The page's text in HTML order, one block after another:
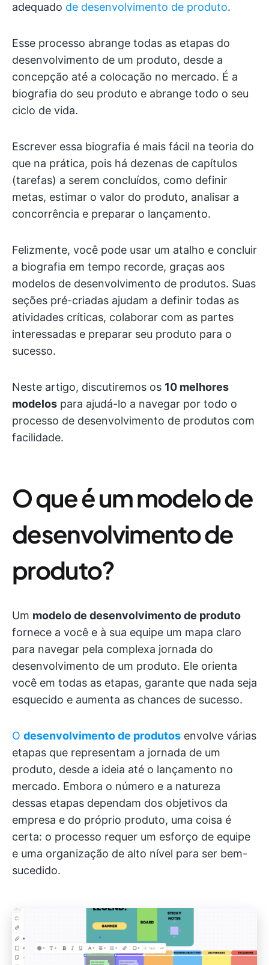
adequado de desenvolvimento de produto.
Esse processo abrange todas as etapas do
desenvolvimento de um produto, desde a
concepção até a colocação no mercado. É a
biografia do seu produto e abrange todo o seu
ciclo de vida.
Escrever essa biografia é mais fácil na teoria do
que na prática, pois há dezenas de capítulos
(tarefas) a serem concluídos, como definir
metas, estimar o valor do produto, analisar a
concorrência e preparar o lançamento.
Felizmente, você pode usar um atalho e concluir
a biografia em tempo recorde, graças aos
modelos de desenvolvimento de produtos. Suas
seções pré-criadas ajudam a definir todas as
atividades críticas, colaborar com as partes
interessadas e preparar seu produto para o
sucesso.
Neste artigo, discutiremos os 10 melhores
modelos para ajudá-lo a navegar por todo o
processo de desenvolvimento de produtos com
facilidade.
O que é um modelo de
desenvolvimento de
produto?
Um modelo de desenvolvimento de produto
fornece a você e à sua equipe um mapa claro
para navegar pela complexa jornada do
desenvolvimento de um produto. Ele orienta
você em todas as etapas, garante que nada seja
esquecido e aumenta as chances de sucesso.
O desenvolvimento de produtos envolve várias
etapas que representam a jornada de um
produto, desde a ideia até o lançamento no
mercado. Embora o número e a natureza
dessas etapas dependam dos objetivos da
empresa e do próprio produto, uma coisa é
certa: o processo requer um esforço de equipe
e uma organização de alto nível para ser bem-
sucedido.